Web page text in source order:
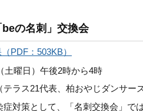
の名刺」交換会
PDF：503KB）
土曜日）午後2時から4時
ラス21代表、柏おやじダンサー
対策として、「名刺交換会」で